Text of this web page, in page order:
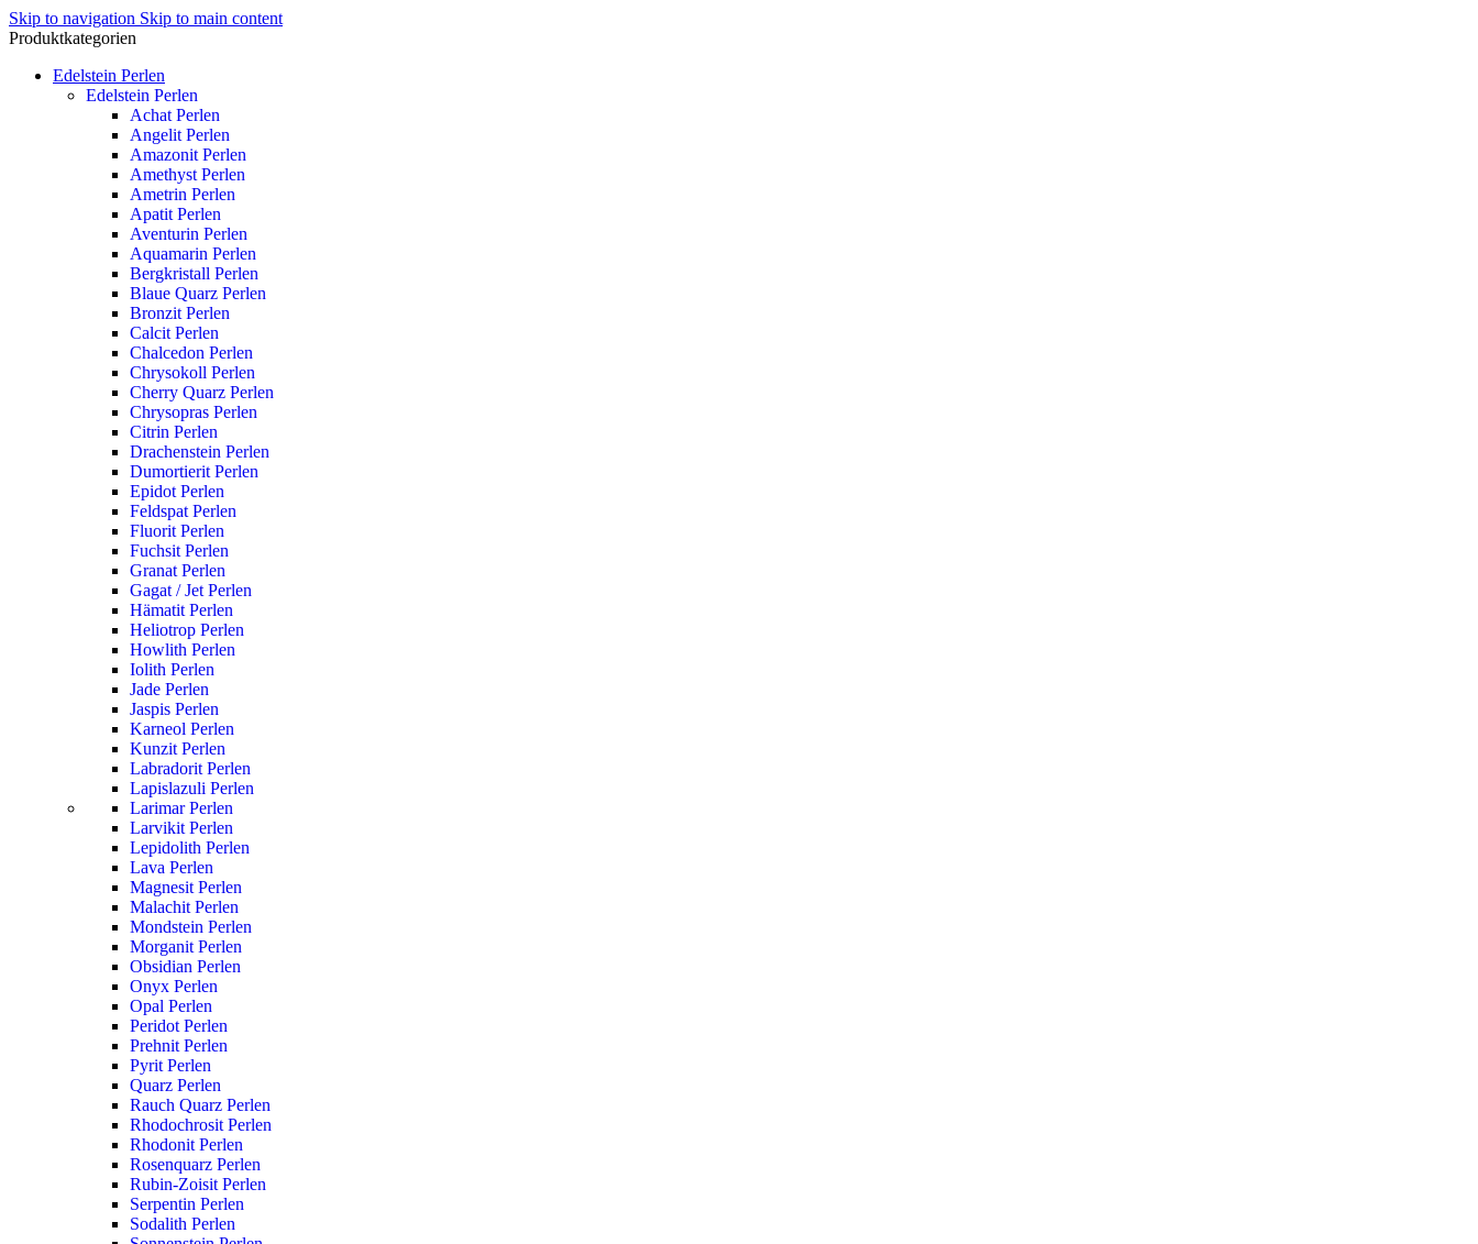
Skip to navigation Skip to main content
Produktkategorien
Edelstein Perlen
Edelstein Perlen
Achat Perlen
Angelit Perlen
Amazonit Perlen
Amethyst Perlen
Ametrin Perlen
Apatit Perlen
Aventurin Perlen
Aquamarin Perlen
Bergkristall Perlen
Blaue Quarz Perlen
Bronzit Perlen
Calcit Perlen
Chalcedon Perlen
Chrysokoll Perlen
Cherry Quarz Perlen
Chrysopras Perlen
Citrin Perlen
Drachenstein Perlen
Dumortierit Perlen
Epidot Perlen
Feldspat Perlen
Fluorit Perlen
Fuchsit Perlen
Granat Perlen
Gagat / Jet Perlen
Hämatit Perlen
Heliotrop Perlen
Howlith Perlen
Iolith Perlen
Jade Perlen
Jaspis Perlen
Karneol Perlen
Kunzit Perlen
Labradorit Perlen
Lapislazuli Perlen
Larimar Perlen
Larvikit Perlen
Lepidolith Perlen
Lava Perlen
Magnesit Perlen
Malachit Perlen
Mondstein Perlen
Morganit Perlen
Obsidian Perlen
Onyx Perlen
Opal Perlen
Peridot Perlen
Prehnit Perlen
Pyrit Perlen
Quarz Perlen
Rauch Quarz Perlen
Rhodochrosit Perlen
Rhodonit Perlen
Rosenquarz Perlen
Rubin-Zoisit Perlen
Serpentin Perlen
Sodalith Perlen